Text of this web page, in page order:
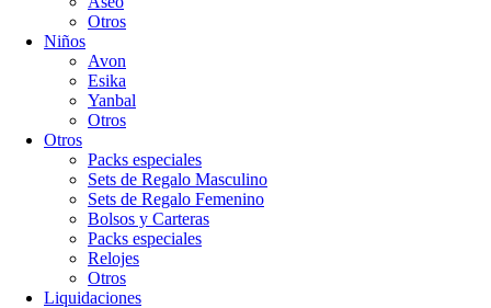
Otros
Niños
Avon
Esika
Yanbal
Otros
Otros
Packs especiales
Sets de Regalo Masculino
Sets de Regalo Femenino
Bolsos y Carteras
Packs especiales
Relojes
Otros
Liquidaciones